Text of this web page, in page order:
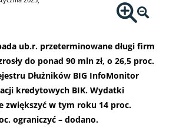
ub.r. przeterminowane długi firm
do ponad 90 mln zł, o 26,5 proc.
Dłużników BIG InfoMonitor
kredytowych BIK. Wydatki
zwiększyć w tym roku 14 proc.
ograniczyć – dodano.